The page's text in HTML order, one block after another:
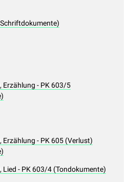
Erzählung - PK 603/5
Erzählung - PK 605 (Verlust)
Lied - PK 603/4 (Tondokumente)